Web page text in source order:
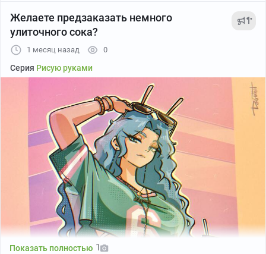
Желаете предзаказать немного
улиточного сока?
1
1 месяц назад 0
Серия Рисую руками
Показать полностью 1